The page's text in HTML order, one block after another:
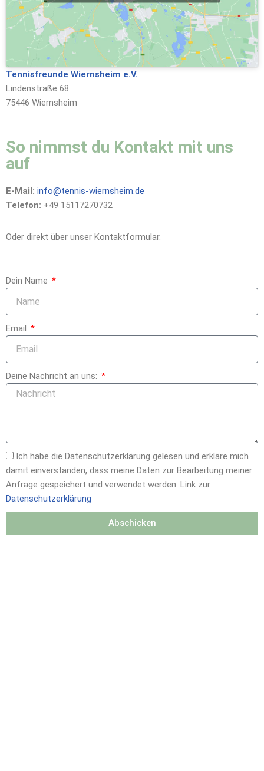
Tennisfreunde Wiernsheim e.V.
Lindenstraße 68
75446 Wiernsheim
So nimmst du Kontakt mit uns
auf
E-Mail: info@tennis-wiernsheim.de
Telefon: +49 15117270732
Oder direkt über unser Kontaktformular.
Dein Name
Email
Deine Nachricht an uns:
Ich habe die Datenschutzerklärung gelesen und erkläre mich
damit einverstanden, dass meine Daten zur Bearbeitung meiner
Anfrage gespeichert und verwendet werden. Link zur
Datenschutzerklärung
Abschicken